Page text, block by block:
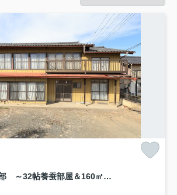
群馬県安中市下磯部 ～32帖養蚕部屋＆160㎡倉庫！広大な農地で叶える創作と農の暮らし～